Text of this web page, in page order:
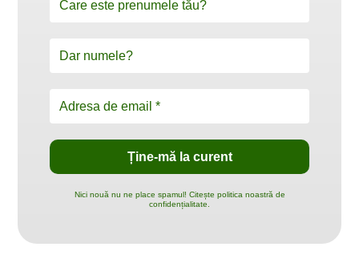
Nici nouă nu ne place spamul! Citește politica noastră de
confidențialitate.